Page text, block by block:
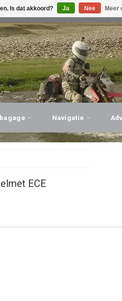
BEZOEK ONZE
Navigatie
ECE
Is dat akkoord? Ja Nee Meer